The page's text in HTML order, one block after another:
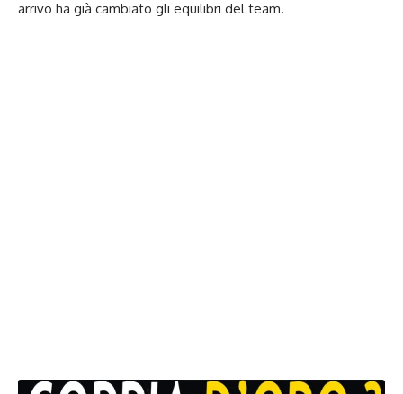
arrivo ha già cambiato gli equilibri del team.